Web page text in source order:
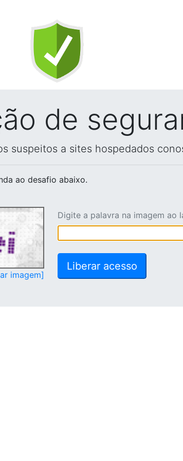
de
suspeitos a sites hospedados
ao desafio abaixo.
imagem]
Digite a palavra na imagem ao